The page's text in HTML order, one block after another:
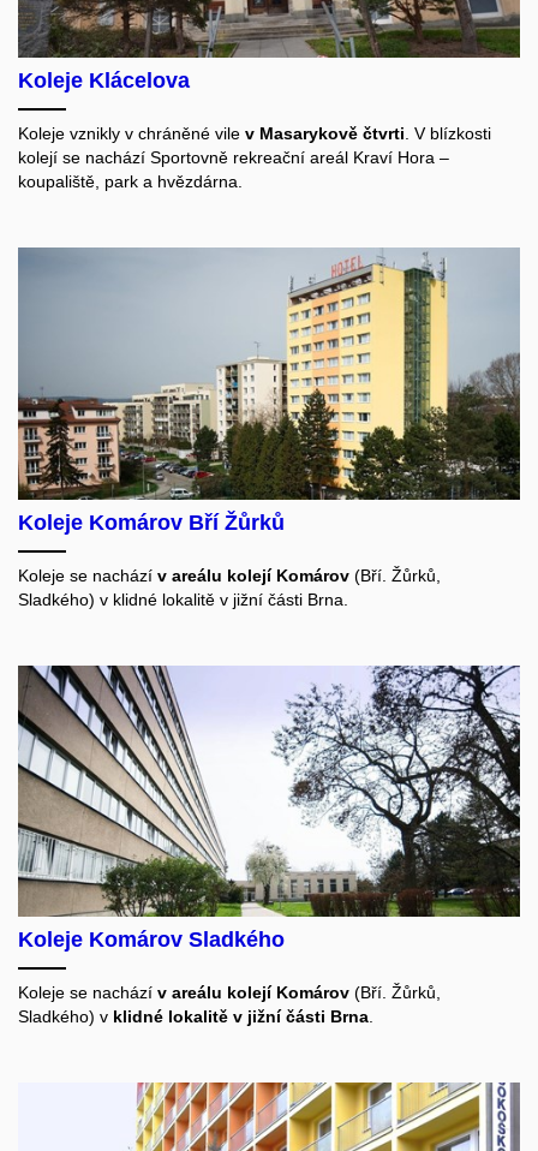
Koleje Klácelova
Koleje vznikly v chráněné vile v Masarykově čtvrti . V blízkosti
kolejí se nachází Sportovně rekreační areál Kraví Hora –
koupaliště, park a hvězdárna.
Koleje Komárov Bří Žůrků
Koleje se nachází v areálu kolejí Komárov (Bří. Žůrků,
Sladkého) v klidné lokalitě v jižní části Brna.
Koleje Komárov Sladkého
Koleje se nachází v areálu kolejí Komárov (Bří. Žůrků,
Sladkého) v klidné lokalitě v jižní části Brna